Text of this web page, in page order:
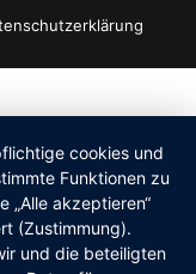
cookies und
Funktionen zu
„Alle akzeptieren“
(Zustimmung).
und die beteiligten